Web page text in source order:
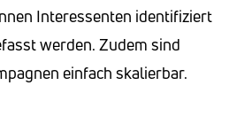
Interessenten identifiziert
werden. Zudem sind
einfach skalierbar.